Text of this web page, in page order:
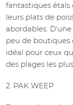
fantastiques étals
leurs plats de
abordables.
peu de boutiques
idéal pour ceux
des plages les
2. PAK WEEP